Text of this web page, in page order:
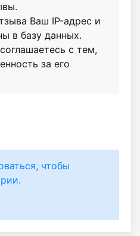
Ваш IP-адрес и
в базу данных.
с тем,
за его
чтобы